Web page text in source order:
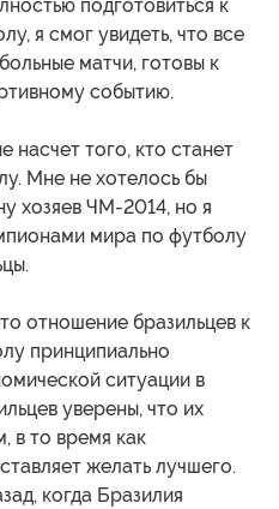
подготовиться к
я смог увидеть, что все
матчи, готовы к
событию.
насчет того, кто станет
Мне не хотелось бы
хозяев ЧМ-2014, но я
мира по футболу
отношение бразильцев к
принципиально
ситуации в
уверены, что их
в то время как
желать лучшего.
когда Бразилия